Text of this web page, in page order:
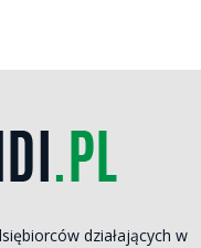
działających w